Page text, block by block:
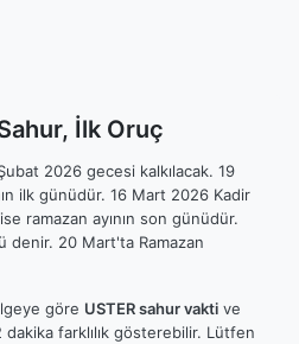
İlk Oruç
2026 gecesi kalkılacak. 19
ilk günüdür. 16 Mart 2026 Kadir
ramazan ayının son günüdür.
denir. 20 Mart'ta Ramazan
göre USTER sahur vakti ve
dakika farklılık gösterebilir. Lütfen